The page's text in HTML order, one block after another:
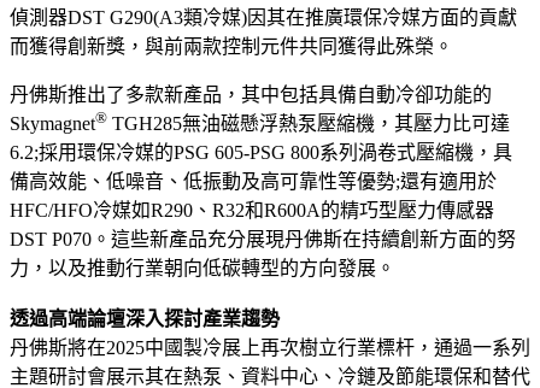
偵測器DST G290(A3類冷媒)因其在推廣環保冷媒方面的貢獻
而獲得創新獎，與前兩款控制元件共同獲得此殊榮。
丹佛斯推出了多款新產品，其中包括具備自動冷卻功能的
Skymagnet® TGH285無油磁懸浮熱泵壓縮機，其壓力比可達
6.2;採用環保冷媒的PSG 605-PSG 800系列渦卷式壓縮機，具
備高效能、低噪音、低振動及高可靠性等優勢;還有適用於
HFC/HFO冷媒如R290、R32和R600A的精巧型壓力傳感器
DST P070。這些新產品充分展現丹佛斯在持續創新方面的努
力，以及推動行業朝向低碳轉型的方向發展。
透過高端論壇深入探討產業趨勢
丹佛斯將在2025中國製冷展上再次樹立行業標杆，通過一系列
主題研討會展示其在熱泵、資料中心、冷鏈及節能環保和替代